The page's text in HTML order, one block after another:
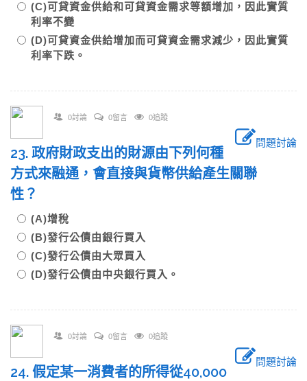
(C)可貸資金供給和可貸資金需求等額增加，因此實質
利率不變
(D)可貸資金供給增加而可貸資金需求減少，因此實質
利率下跌。
0討論 0留言 0追蹤
問題討論
23. 政府財政支出的財源由下列何種
方式來融通，會直接與貨幣供給產生關聯
性？
(A)增稅
(B)發行公債由銀行買入
(C)發行公債由大眾買入
(D)發行公債由中央銀行買入。
0討論 0留言 0追蹤
問題討論
24. 假定某一消費者的所得從40,000